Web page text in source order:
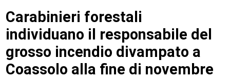
Carabinieri forestali
individuano il responsabile del
grosso incendio divampato a
Coassolo alla fine di novembre